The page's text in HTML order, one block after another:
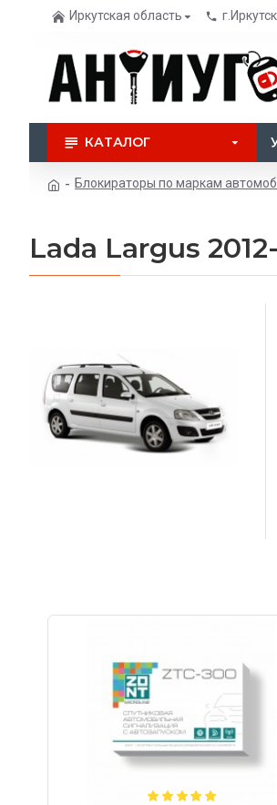
Иркутская область
КАТАЛОГ
Блокираторы по маркам
Lada Largus